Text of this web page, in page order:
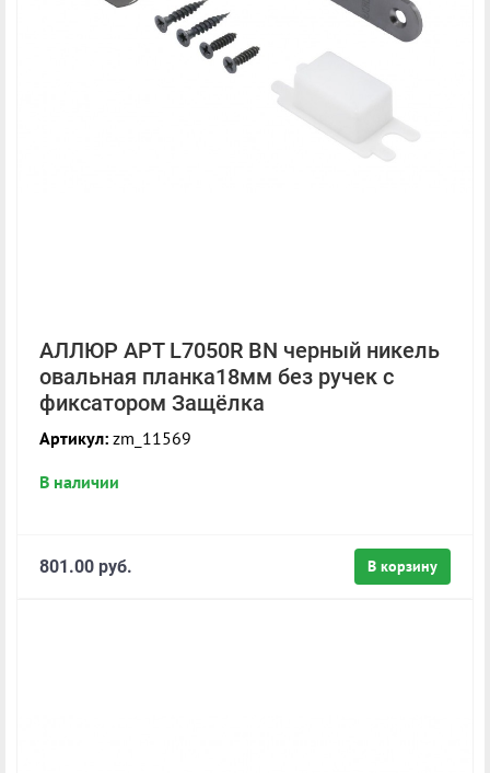
АЛЛЮР АРТ L7050R BN черный никель
овальная планка18мм без ручек с
фиксатором Защёлка
Артикул: zm_11569
В наличии
В корзину
801.00 руб.